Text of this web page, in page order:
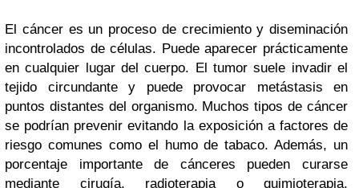
El cáncer es un proceso de crecimiento y diseminación
incontrolados de células. Puede aparecer prácticamente
en cualquier lugar del cuerpo. El tumor suele invadir el
tejido circundante y puede provocar metástasis en
puntos distantes del organismo. Muchos tipos de cáncer
se podrían prevenir evitando la exposición a factores de
riesgo comunes como el humo de tabaco. Además, un
porcentaje importante de cánceres pueden curarse
mediante cirugía, radioterapia o quimioterapia,